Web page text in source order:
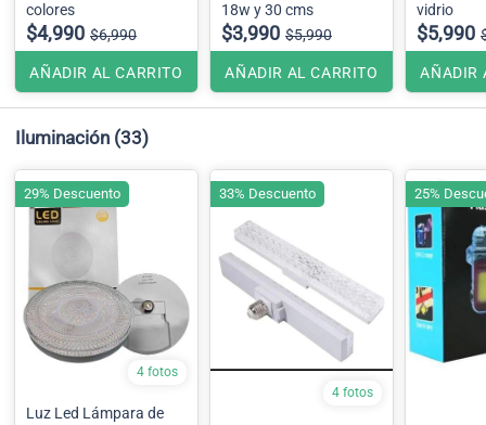
colores
$4,990 $6,990
AÑADIR AL CARRITO
18w y 30 cms
$3,990 $5,990
AÑADIR AL CARRITO
vidrio
$5,990
AÑADIR
Iluminación (33)
4 fotos
Luz Led Lámpara de
29% Descuento
4 fotos
33% Descuento 25%